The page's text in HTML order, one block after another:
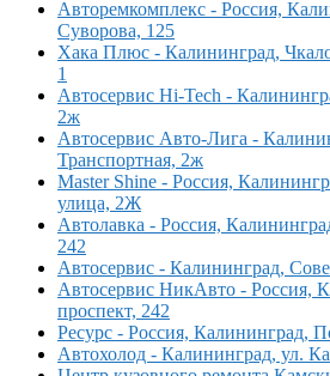
Авторемкомплекс - Россия,
Суворова, 125
Хака Плюс - Калининград,
1
Автосервис Hi-Tech -
2ж
Автосервис Авто-Лига -
Транспортная, 2ж
Master Shine - Россия,
улица, 2Ж
Автолавка - Россия,
242
Автосервис - Калининград,
Автосервис НикАвто - Россия,
проспект, 242
Ресурс - Россия, Калининград,
Автохолод - Калининград, ул.